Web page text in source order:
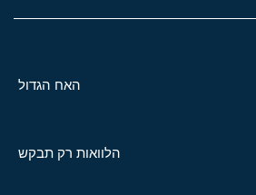
האח הגדול
הלוואות רק תבקש